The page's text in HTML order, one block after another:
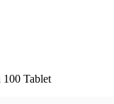
Tablet